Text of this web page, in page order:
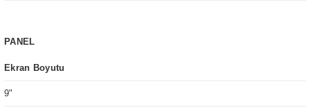
PANEL
Ekran Boyutu
9"